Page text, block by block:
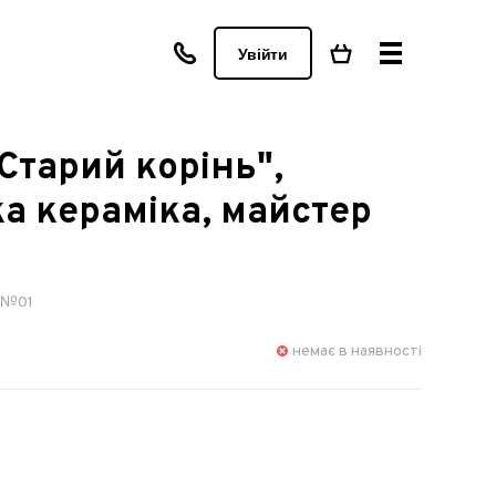
Увійти
корінь",
кераміка, майстер
№01
немає в наявності